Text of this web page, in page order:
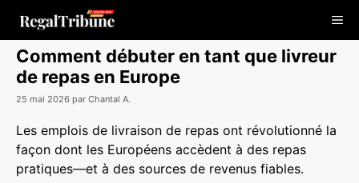
contenu
Comment débuter en tant que livreur
de repas en Europe
25 mai 2026 par Chantal A.
Les emplois de livraison de repas ont révolutionné la
façon dont les Européens accèdent à des repas
pratiques—et à des sources de revenus fiables.